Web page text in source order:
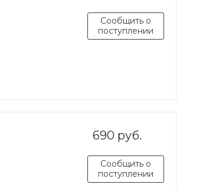
Сообщить о
поступлении
690 руб.
Сообщить о
поступлении